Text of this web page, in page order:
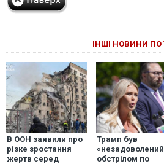
ІНШІ НОВИНИ ПО
В ООН заявили про
різке зростання
жертв серед
Трамп був
«незадоволений
обстрілом по